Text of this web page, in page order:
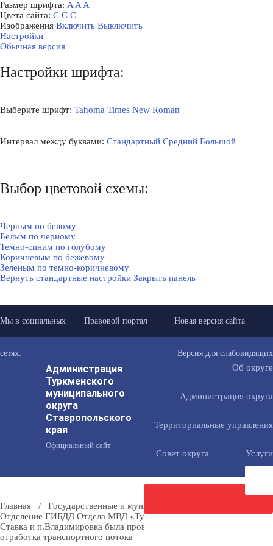
Размер шрифта: A A A
Цвета сайта: С С С
Изображения Включить Выключить
Настройки
Обычная версия
Настройки шрифта:
Выберите шрифт: Tahoma Times New Roman
Интервал между буквами: Стандартный Средний Большой
Выбор цветовой схемы:
Черным по белому
Белым по черному
Темно-синим по голубому
Коричневым по бежевому
Зеленым по темно-коричневому
Вернуть стандартные настройки Закрыть панель
Мы в социальных
сетях:
Правовой портал Новая версия сайта
Версия для слабовидящих
Администрация
Туркменского
муниципального
округа
Ставропольского
края
Официальный сайт
Об округе
Администрация округа
Территориальные управления
Совет округа Услуги
Главная / Государственные и муниципальные учреждения
Отделение ГИБДД Отдела МВД «Туркменский»
/
В с.Летняя
Ставка и п.Владимировка была проведена массированная
отработка транспортного потока